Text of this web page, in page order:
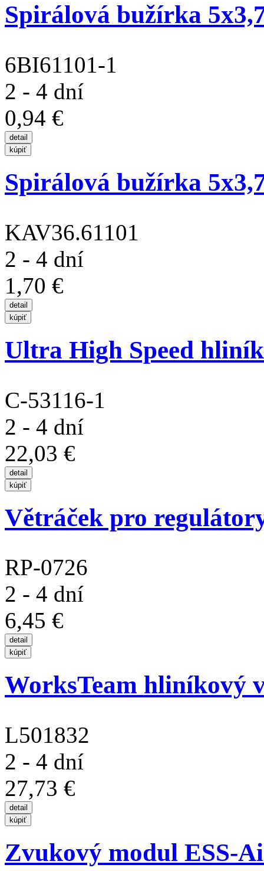
Spirálová bužírka
6BI61101-1
2 - 4 dní
0,94 €
Spirálová bužírka
KAV36.61101
2 - 4 dní
1,70 €
Ultra High Speed
C-53116-1
2 - 4 dní
22,03 €
Větráček pro
RP-0726
2 - 4 dní
6,45 €
WorksTeam hliníkový
L501832
2 - 4 dní
27,73 €
Zvukový modul ESS-